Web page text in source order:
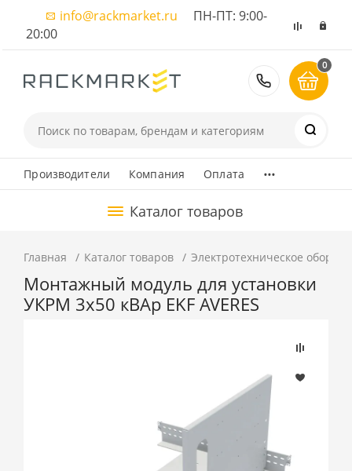
info@rackmarket.ru ПН-ПТ: 9:00-
20:00
8 (495)
0
Производители Компания Оплата ...
Каталог товаров
Главная Каталог товаров Электротехническое
Монтажный модуль для установки
УКРМ 3х50 кВАр EKF AVERES